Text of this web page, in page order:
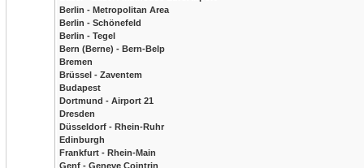
Berlin - Metropolitan Area
Berlin - Schönefeld
Berlin - Tegel
Bern (Berne) - Bern-Belp
Bremen
Brüssel - Zaventem
Budapest
Dortmund - Airport 21
Dresden
Düsseldorf - Rhein-Ruhr
Edinburgh
Frankfurt - Rhein-Main
Genf - Geneve Cointrin